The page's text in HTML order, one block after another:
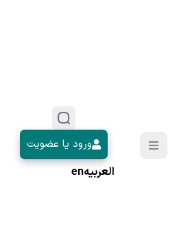
العربیهen
ورود یا عضویت